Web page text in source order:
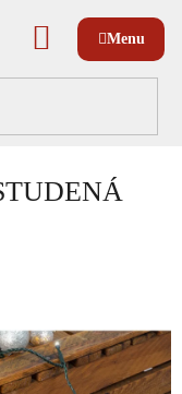
NÁKUPNÝ
KOŠÍK